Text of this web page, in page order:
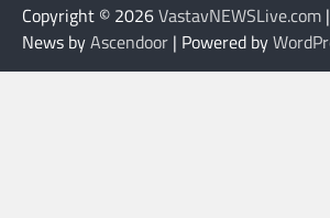
Copyright © 2026VastavNEWSLive.com
News byAscendoor | Powered by